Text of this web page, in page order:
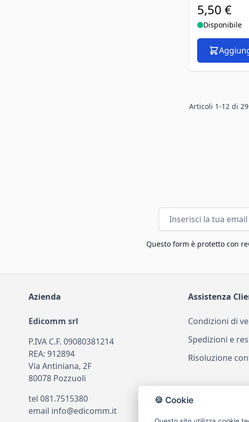
5,50 €
Disponibile
Articoli 1-12 di 29
Indirizzo email
Questo form è protetto con
Azienda
Edicomm srl
P.IVA C.F. 09080381214
REA: 912894
Via Antiniana, 2F
80078 Pozzuoli
tel 081.7515380
email info@edicomm.it
Assistenza
Condizioni di
Spedizioni e
Risoluzione
🍪 Cookie